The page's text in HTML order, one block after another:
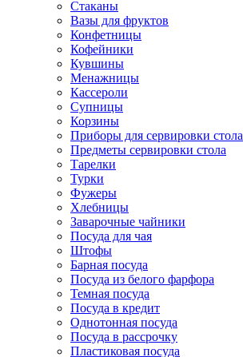
Стаканы
Вазы для фруктов
Конфетницы
Кофейники
Кувшины
Менажницы
Кассероли
Супницы
Корзины
Приборы для сервировки стола
Предметы сервировки стола
Тарелки
Турки
Фужеры
Хлебницы
Заварочные чайники
Посуда для чая
Штофы
Барная посуда
Посуда из белого фарфора
Темная посуда
Посуда в кредит
Однотонная посуда
Посуда в рассрочку
Пластиковая посуда